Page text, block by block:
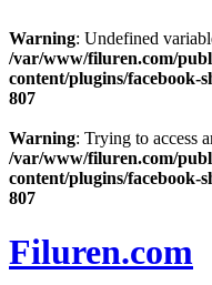
Warning: Undefined
/var/www/filuren.com/
content/plugins/facebook-
807
Warning: Trying to access
/var/www/filuren.com/
content/plugins/facebook-
807
till
innehåll
Filuren.com